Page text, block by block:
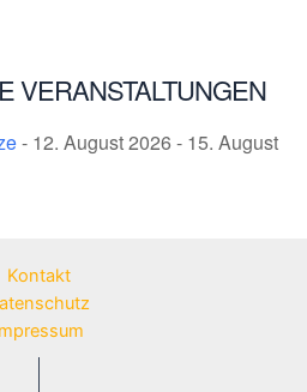
VERANSTALTUNGEN
- 12. August 2026 - 15. August
Kontakt